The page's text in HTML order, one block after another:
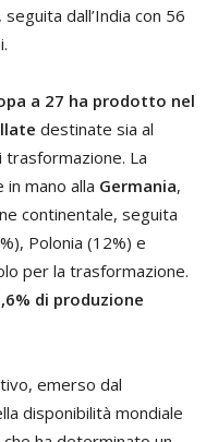
dall’India con 56
a 27 ha prodotto nel
destinate sia al
trasformazione. La
mano alla Germania,
continentale, seguita
Polonia (12%) e
per la trasformazione.
di produzione
emerso dal
disponibilità mondiale